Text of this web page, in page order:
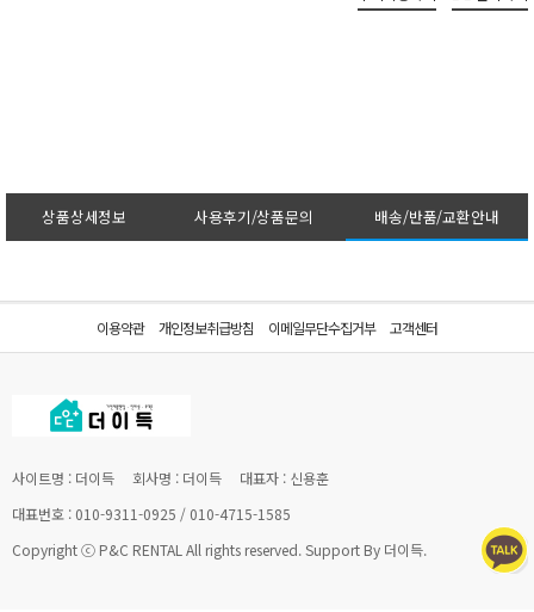
상품상세정보 사용후기/상품문의 배송/반품/교환안내
이용약관 개인정보취급방침 이메일무단수집거부 고객센터
사이트명 : 더이득 회사명 : 더이득
대표자 : 신용훈
대표번호 : 010-9311-0925 / 010-4715-1585
Copyright ⓒ P&C RENTAL All rights reserved. Support By 더이득.